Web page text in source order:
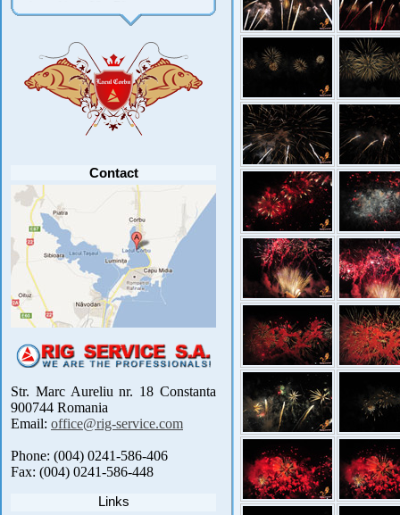
Contact
Str. Marc Aureliu nr. 18 Constanta
900744 Romania
Email: office@rig-service.com
Phone: (004) 0241-586-406
Fax: (004) 0241-586-448
Links